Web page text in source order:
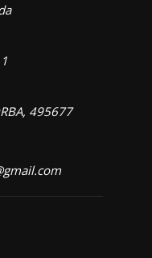
495677